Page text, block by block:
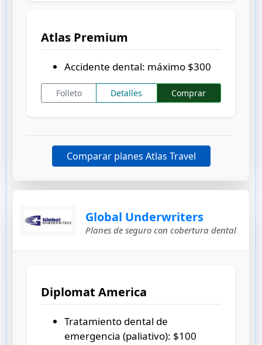
Atlas Premium
Accidente dental: máximo $300
Folleto Detalles Comprar
Comparar planes Atlas Travel
Global Underwriters
Planes de seguro con cobertura dental
Diplomat America
Tratamiento dental de
emergencia (paliativo): $100